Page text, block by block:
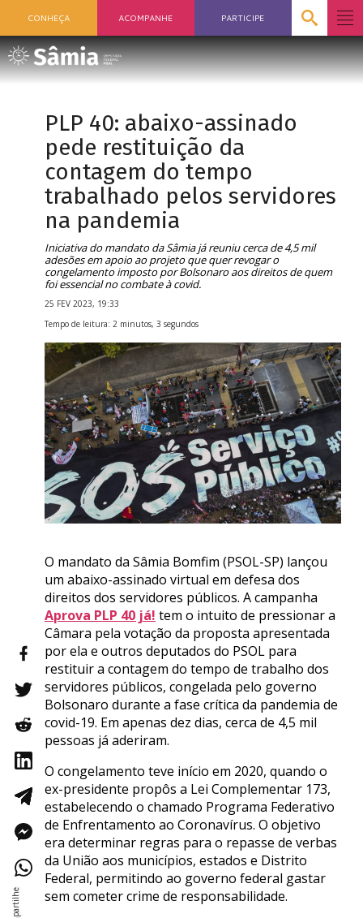
CONHEÇA ACOMPANHE PARTICIPE
PLP 40: abaixo-assinado
pede restituição da
contagem do tempo
trabalhado pelos servidores
na pandemia
Iniciativa do mandato da Sâmia já reuniu cerca de 4,5 mil
adesões em apoio ao projeto que quer revogar o
congelamento imposto por Bolsonaro aos direitos de quem
foi essencial no combate à covid.
25 FEV 2023, 19:33
Tempo de leitura: 2 minutos, 3 segundos
O mandato da Sâmia Bomfim (PSOL-SP) lançou
um abaixo-assinado virtual em defesa dos
direitos dos servidores públicos. A campanha
Aprova PLP 40 já! tem o intuito de pressionar a
Câmara pela votação da proposta apresentada
por ela e outros deputados do PSOL para
restituir a contagem do tempo de trabalho dos
servidores públicos, congelada pelo governo
Bolsonaro durante a fase crítica da pandemia de
covid-19. Em apenas dez dias, cerca de 4,5 mil
pessoas já aderiram.
O congelamento teve início em 2020, quando o
ex-presidente propôs a Lei Complementar 173,
estabelecendo o chamado Programa Federativo
de Enfrentamento ao Coronavírus. O objetivo
era determinar regras para o repasse de verbas
da União aos municípios, estados e Distrito
Federal, permitindo ao governo federal gastar
sem cometer crime de responsabilidade.